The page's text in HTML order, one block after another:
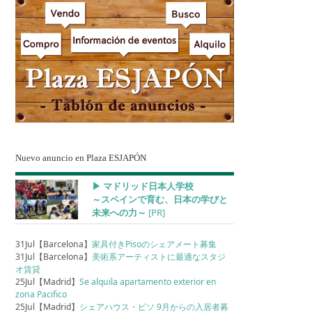
Nuevo anuncio en Plaza ESJAPÓN
▶︎ マドリッド日本人学校
～スペインで育む、日本の学びと
未来への力～ [PR]
31Jul【Barcelona】家具付きPisoのシェアメート募集
31Jul【Barcelona】美術系アーティストに最適なスタジ
オ賃貸
25Jul【Madrid】Se alquila apartamento exterior en
zona Pacifico
25Jul【Madrid】 シェアハウス・ピソ 9月からの入居者募